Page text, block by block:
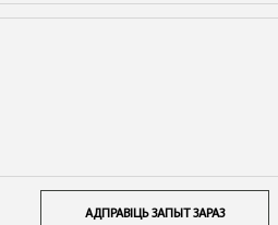
АДПРАВІЦЬ ЗАПЫТ ЗАРАЗ